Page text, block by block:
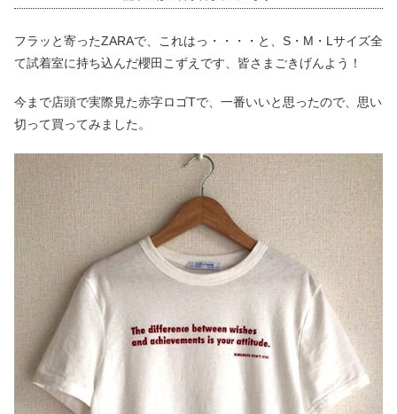
フラッと寄ったZARAで、これはっ・・・・と、S・M・Lサイズ全
て試着室に持ち込んだ櫻田こずえです、皆さまごきげんよう！
今まで店頭で実際見た赤字ロゴTで、一番いいと思ったので、思い
切って買ってみました。